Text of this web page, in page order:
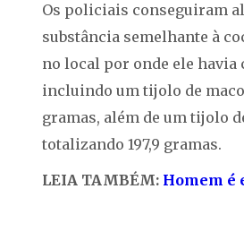
Os policiais conseguiram
substância semelhante à
no local por onde ele havia
incluindo um tijolo de
gramas, além de um tijolo
totalizando 197,9 gramas.
LEIA TAMBÉM: Homem é